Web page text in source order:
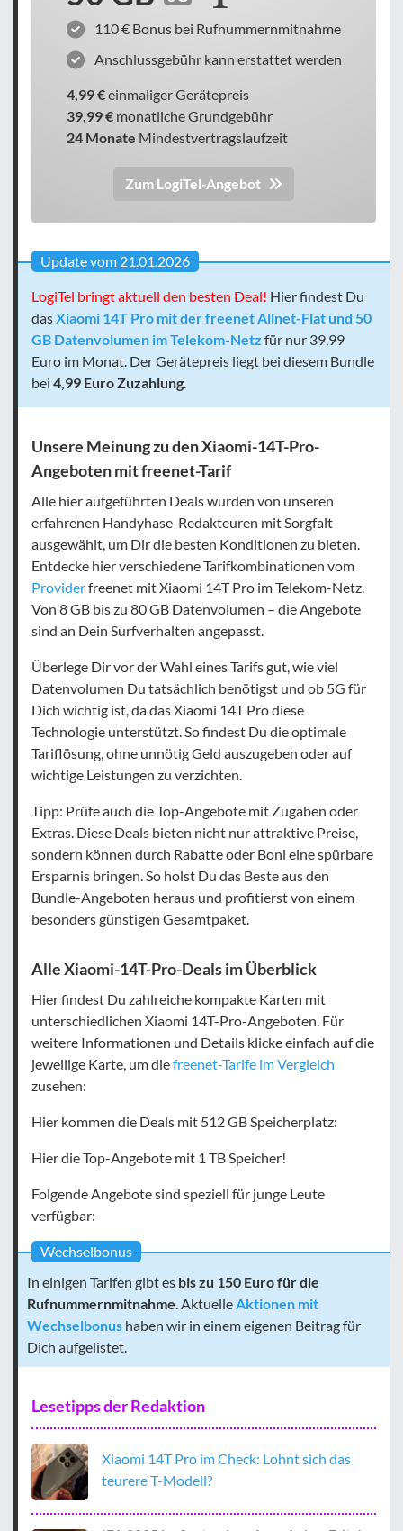
110 € Bonus bei Rufnummernmitnahme
Anschlussgebühr kann erstattet werden
4,99 €einmaliger Gerätepreis
39,99 € monatliche Grundgebühr
24 Monate Mindestvertragslaufzeit
Zum LogiTel-Angebot
Update vom 21.01.2026
LogiTel bringt aktuell den besten Deal! Hier findest Du
dasXiaomi 14T Pro mit der freenet Allnet-Flat und 50
GB Datenvolumen im Telekom-Netz für nur 39,99
Euro im Monat. Der Gerätepreis liegt bei diesem Bundle
bei 4,99 Euro Zuzahlung.
Unsere Meinung zu den Xiaomi-14T-Pro-
Angeboten mit freenet-Tarif
Alle hier aufgeführten Deals wurden von unseren
erfahrenen Handyhase-Redakteuren mit Sorgfalt
ausgewählt, um Dir die besten Konditionen zu bieten.
Entdecke hier verschiedene Tarifkombinationen vom
Providerfreenet mit Xiaomi 14T Pro im Telekom-Netz.
Von 8 GB bis zu 80 GB Datenvolumen – die Angebote
sind an Dein Surfverhalten angepasst.
Überlege Dir vor der Wahl eines Tarifs gut, wie viel
Datenvolumen Du tatsächlich benötigst und ob 5G für
Dich wichtig ist, da das Xiaomi 14T Pro diese
Technologie unterstützt. So findest Du die optimale
Tariflösung, ohne unnötig Geld auszugeben oder auf
wichtige Leistungen zu verzichten.
Tipp: Prüfe auch die Top-Angebote mit Zugaben oder
Extras. Diese Deals bieten nicht nur attraktive Preise,
sondern können durch Rabatte oder Boni eine spürbare
Ersparnis bringen. So holst Du das Beste aus den
Bundle-Angeboten heraus und profitierst von einem
besonders günstigen Gesamtpaket.
Alle Xiaomi-14T-Pro-Deals im Überblick
Hier findest Du zahlreiche kompakte Karten mit
unterschiedlichen Xiaomi 14T-Pro-Angeboten. Für
weitere Informationen und Details klicke einfach auf die
jeweilige Karte, um diefreenet-Tarife im Vergleich
zusehen:
Hier kommen die Deals mit 512 GB Speicherplatz:
Hier die Top-Angebote mit 1 TB Speicher!
Folgende Angebote sind speziell für junge Leute
verfügbar:
Wechselbonus
In einigen Tarifen gibt es bis zu 150 Euro für die
Rufnummernmitnahme. AktuelleAktionen mit
Wechselbonus haben wir in einem eigenen Beitrag für
Dich aufgelistet.
Lesetipps der Redaktion
Xiaomi 14T Pro im Check: Lohnt sich das
teurere T-Modell?